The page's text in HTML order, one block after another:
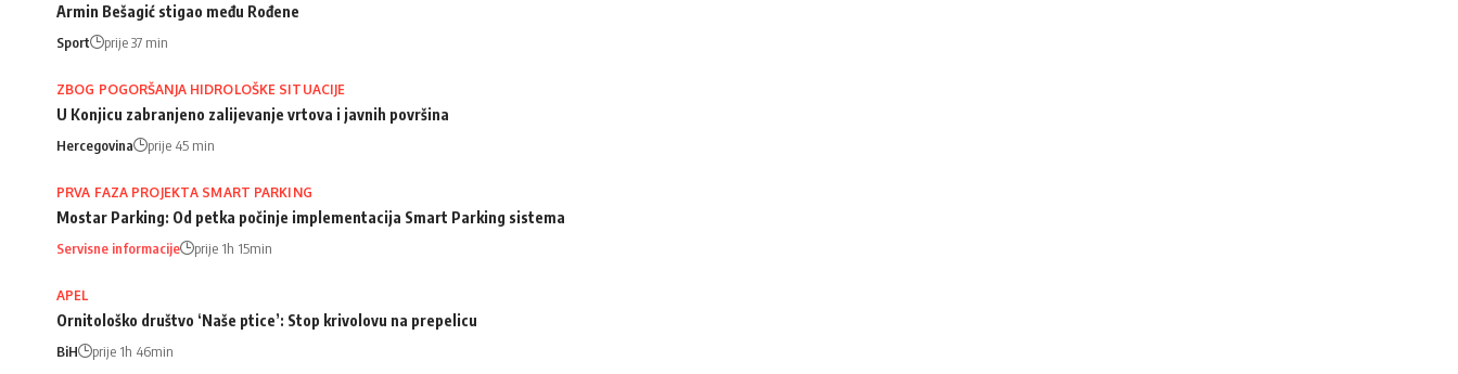
Armin Bešagić stigao među Rođene
Sport prije 37 min
ZBOG POGORŠANJA HIDROLOŠKE SITUACIJE
U Konjicu zabranjeno zalijevanje vrtova i javnih površina
Hercegovina prije 45 min
PRVA FAZA PROJEKTA SMART PARKING
Mostar Parking: Od petka počinje implementacija Smart Parking sistema
Servisne informacije prije 1h 15min
APEL
Ornitološko društvo ‘Naše ptice’: Stop krivolovu na prepelicu
BiH prije 1h 46min